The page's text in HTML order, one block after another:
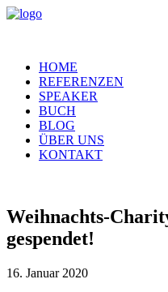
HOME
REFERENZEN
SPEAKER
BUCH
BLOG
ÜBER UNS
KONTAKT
Weihnachts-
gespendet!
16. Januar 2020